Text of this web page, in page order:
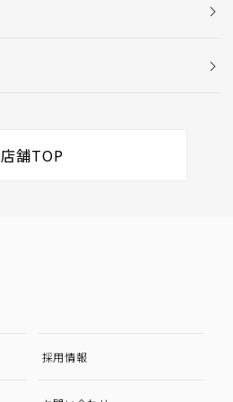
店舗TOP
採用情報